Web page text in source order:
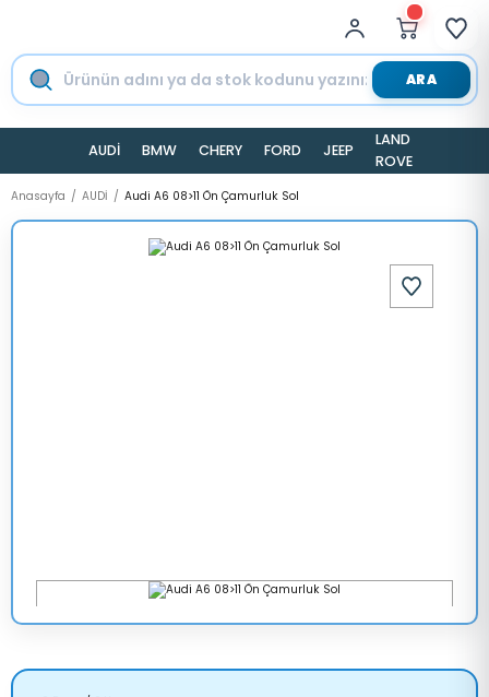
ARA
AUDİ BMW CHERY FORD JEEP
LAND
ROVER
Anasayfa AUDİ Audi A6 08>11 Ön Çamurluk Sol